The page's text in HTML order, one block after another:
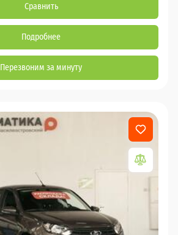
Сравнить
Подробнее
Перезвоним за минуту